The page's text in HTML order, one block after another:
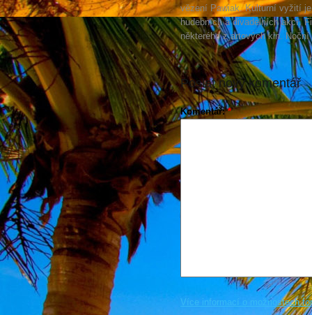
vězení Pawiak. Kulturní vyžití
hudebních a divadelních akcí.
některého z artových kin.
Poslat nový komentář
Komentář:*
Více informací o možnostech